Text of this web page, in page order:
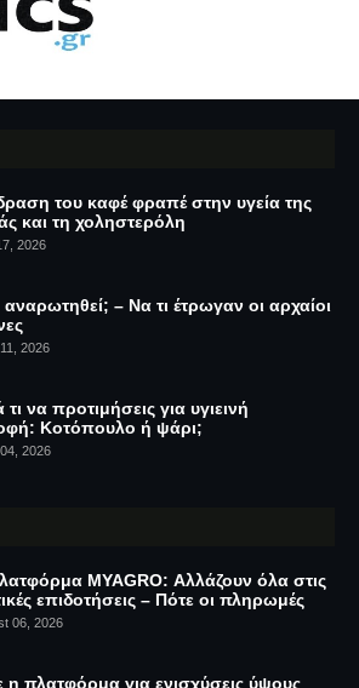
του καφέ φραπέ στην υγεία της
και τη χοληστερόλη
2026
– Να τι έτρωγαν οι αρχαίοι
2026
τι να προτιμήσεις για υγιεινή
Κοτόπουλο ή ψάρι;
2026
MYAGRO: Αλλάζουν όλα στις
επιδοτήσεις – Πότε οι πληρωμές
06, 2026
η πλατφόρμα για ενισχύσεις ύψους